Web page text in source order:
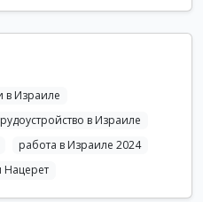
в Израиле
в Израиле
работа в Израиле 2024
Нацерет